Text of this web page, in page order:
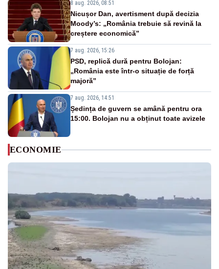
8 aug. 2026, 08:51
Nicușor Dan, avertisment după decizia
Moody’s: „România trebuie să revină la
creștere economică”
7 aug. 2026, 15:26
PSD, replică dură pentru Bolojan:
„România este într-o situație de forță
majoră”
7 aug. 2026, 14:51
Ședința de guvern se amână pentru ora
15:00. Bolojan nu a obținut toate avizele
ECONOMIE